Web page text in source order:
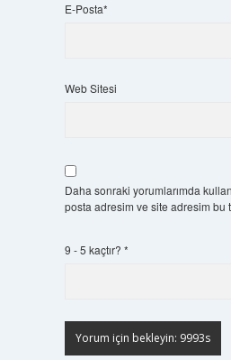
E-Posta*
Web Sitesi
Daha sonraki yorumlarımda
posta adresim ve site adresim bu
9 - 5 kaçtır? *